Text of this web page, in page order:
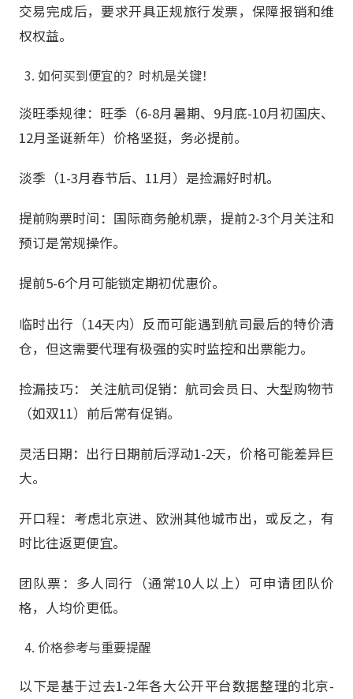
交易完成后，要求开具正规旅行发票，保障报销和维
权权益。
如何买到便宜的？时机是关键！
淡旺季规律：旺季（6-8月暑期、9月底-10月初国庆、
12月圣诞新年）价格坚挺，务必提前。
淡季（1-3月春节后、11月）是捡漏好时机。
提前购票时间：国际商务舱机票，提前2-3个月关注和
预订是常规操作。
提前5-6个月可能锁定期初优惠价。
临时出行（14天内）反而可能遇到航司最后的特价清
仓，但这需要代理有极强的实时监控和出票能力。
捡漏技巧： 关注航司促销：航司会员日、大型购物节
（如双11）前后常有促销。
灵活日期：出行日期前后浮动1-2天，价格可能差异巨
大。
开口程：考虑北京进、欧洲其他城市出，或反之，有
时比往返更便宜。
团队票：多人同行（通常10人以上）可申请团队价
格，人均价更低。
价格参考与重要提醒
以下是基于过去1-2年各大公开平台数据整理的北京-